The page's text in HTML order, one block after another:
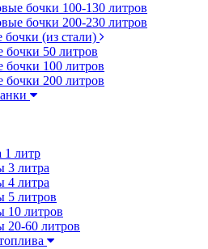
бочки 100-130 литров
бочки 200-230 литров
бочки (из стали)
бочки 50 литров
бочки 100 литров
бочки 200 литров
1 литр
3 литра
4 литра
5 литров
10 литров
20-60 литров